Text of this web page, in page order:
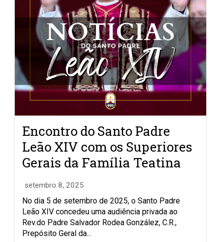
Encontro do Santo Padre
Leão XIV com os Superiores
Gerais da Família Teatina
setembro 8, 2025
No dia 5 de setembro de 2025, o Santo Padre
Leão XIV concedeu uma audiência privada ao
Rev.do Padre Salvador Rodea González, C.R.,
Prepósito Geral da...